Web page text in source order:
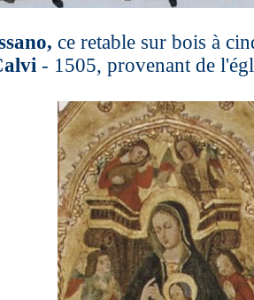
ce retable sur bois à
- 1505, provenant de